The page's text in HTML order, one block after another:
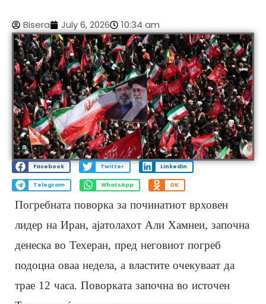
Bisera July 6, 2026 10:34 am
Facebook Twitter LinkedIn
Telegram WhatsApp OK
Погребната поворка за починатиот врховен
лидер на Иран, ајатолахот Али Хамнеи, започна
денеска во Техеран, пред неговиот погреб
подоцна оваа недела, а властите очекуваат да
трае 12 часа. Поворката започна во источен